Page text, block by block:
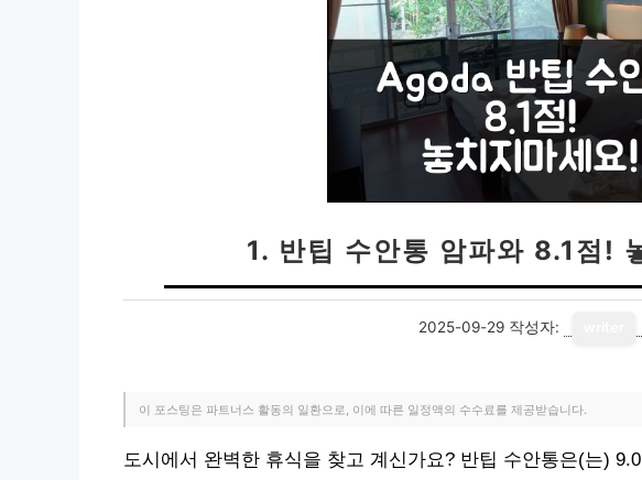
1. 반팁 수안통 암파와 8.1점!
2025-09-29 작성자:
이 포스팅은 파트너스 활동의 일환으로, 이에 따른 일정액의 수수료를 제공받습니다.
도시에서 완벽한 휴식을 찾고 계신가요? 반팁 수안통은(는)